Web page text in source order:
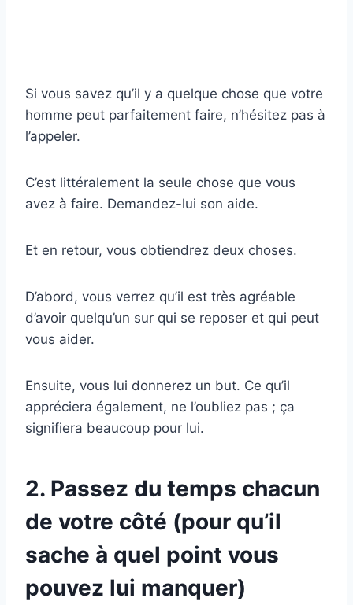
Si vous savez qu’il y a quelque chose que votre
homme peut parfaitement faire, n’hésitez pas à
l’appeler.
C’est littéralement la seule chose que vous
avez à faire. Demandez-lui son aide.
Et en retour, vous obtiendrez deux choses.
D’abord, vous verrez qu’il est très agréable
d’avoir quelqu’un sur qui se reposer et qui peut
vous aider.
Ensuite, vous lui donnerez un but. Ce qu’il
appréciera également, ne l’oubliez pas ; ça
signifiera beaucoup pour lui.
2. Passez du temps chacun
de votre côté (pour qu’il
sache à quel point vous
pouvez lui manquer)